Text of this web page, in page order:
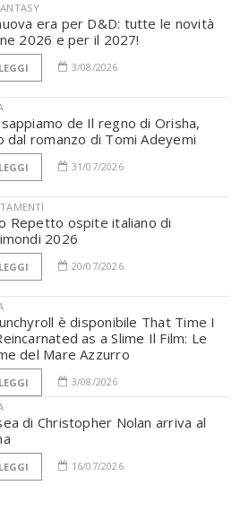
era per D&D: tutte le novità
2026 e per il 2027!
LEGGI 3/08/2026
de Il regno di Orisha,
romanzo di Tomi Adeyemi
LEGGI 31/07/2026
Repetto ospite italiano di
2026
LEGGI 20/07/2026
è disponibile That Time I
as a Slime Il Film: Le
del Mare Azzurro
LEGGI
3/08/2026
di Christopher Nolan arriva al
LEGGI 16/07/2026